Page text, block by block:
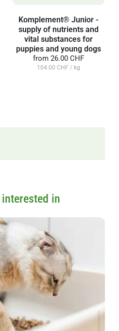
Komplement® Junior -
supply of nutrients and
vital substances for
puppies and young dogs
from 26.00 CHF
104.00 CHF / kg
in